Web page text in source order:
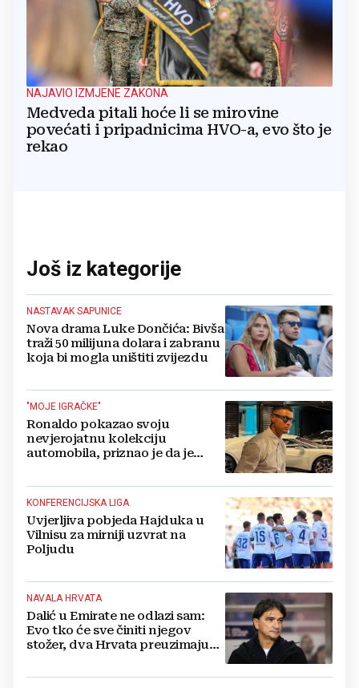
NAJAVIO IZMJENE ZAKONA
Medveda pitali hoće li se mirovine
povećati i pripadnicima HVO-a, evo što je
rekao
Još iz kategorije
NASTAVAK SAPUNICE
Nova drama Luke Dončića: Bivša
traži 50 milijuna dolara i zabranu
koja bi mogla uništiti zvijezdu
"MOJE IGRAČKE"
Ronaldo pokazao svoju
nevjerojatnu kolekciju
automobila, priznao je da je
KONFERENCIJSKA LIGA
Uvjerljiva pobjeda Hajduka u
Vilnisu za mirniji uzvrat na
Poljudu
NAVALA HRVATA
Dalić u Emirate ne odlazi sam:
Evo tko će sve činiti njegov
stožer, dva Hrvata preuzimaju